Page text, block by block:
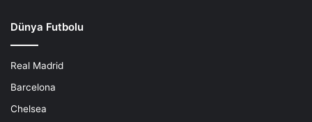
Dünya Futbolu
Real Madrid
Barcelona
Chelsea